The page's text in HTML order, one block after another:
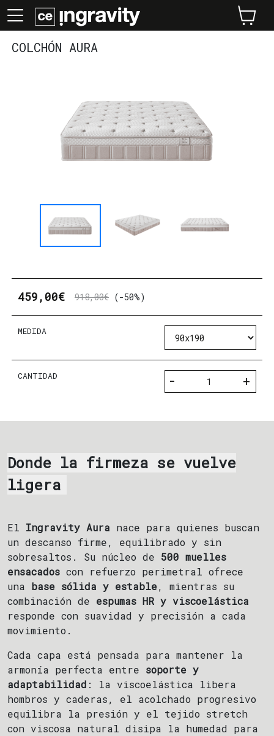
COLCHÓN AURA
459,00€ 918,00€ (-50%)
MEDIDA
CANTIDAD - +
Donde la firmeza se vuelve
ligera
El Ingravity Aura nace para quienes buscan
un descanso firme, equilibrado y sin
sobresaltos. Su núcleo de 500 muelles
ensacados con refuerzo perimetral ofrece
una base sólida y estable, mientras su
combinación de espumas HR y viscoelástica
responde con suavidad y precisión a cada
movimiento.
Cada capa está pensada para mantener la
armonía perfecta entre soporte y
adaptabilidad : la viscoelástica libera
hombros y caderas, el acolchado progresivo
equilibra la presión y el tejido stretch
con viscosa natural disipa la humedad para